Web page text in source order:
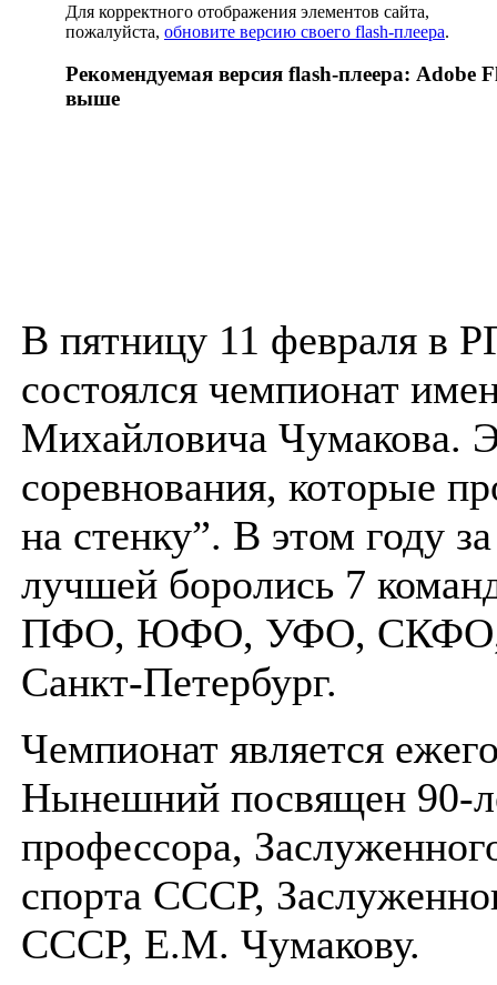
Для корректного отображения элементов сайта,
пожалуйста, обновите версию своего flash-плеера.
Рекомендуемая версия flash-плеера: Adobe
выше
В пятницу 11 февраля в
состоялся чемпионат
Михайловича Чумакова.
соревнования, которые
на стенку”. В этом году
лучшей боролись 7
ПФО, ЮФО, УФО, СКФО,
Санкт-Петербург.
Чемпионат является
Нынешний посвящен 90-
профессора,
спорта СССР,
СССР, Е.М. Чумакову.